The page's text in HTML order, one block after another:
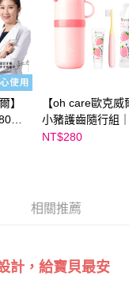
】
【oh care歐克威
小豬護齒隨行組
小豬草莓組 (收納
NT$280
相關推薦
計，給寶貝最安